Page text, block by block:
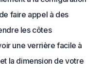
faire appel à des
les côtes
une verrière facile à
la dimension de votre